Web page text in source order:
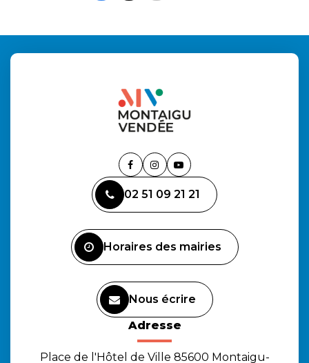
Lien
le
compte
Lien
le
compte
Lien
la
chaîne
02 51 09 21 21
Horaires des mairies
Nous écrire
Adresse
Place de l'Hôtel de Ville 85600 Montaigu-